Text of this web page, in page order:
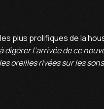
plus prolifiques de la
digérer l’arrivée de ce
oreilles rivées sur les